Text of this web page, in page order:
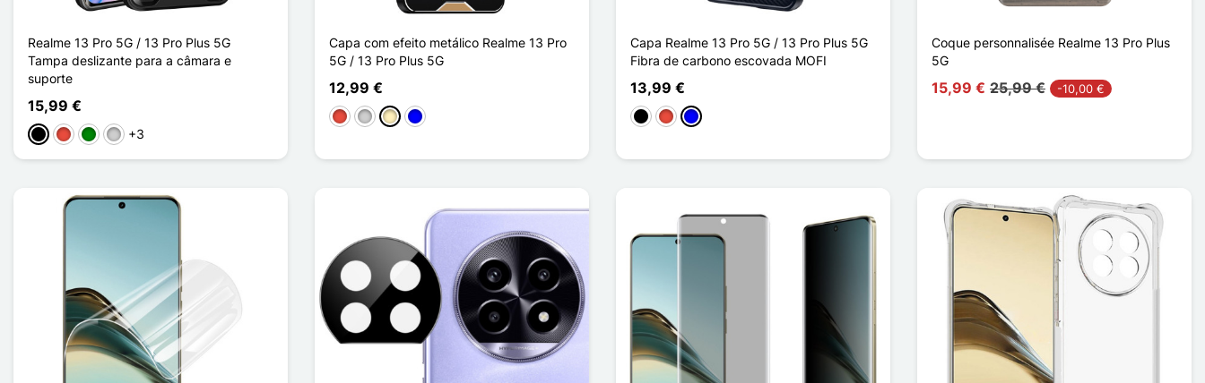
Realme 13 Pro 5G / 13 Pro Plus 5G
Tampa deslizante para a câmara e
suporte
15,99 €
PretoVermelho
VerdePrata+3
Capa com efeito metálico Realme 13 Pro
5G / 13 Pro Plus 5G
12,99 €
Vermelho
PrataOuroAzul
Capa Realme 13 Pro 5G / 13 Pro Plus 5G
Fibra de carbono escovada MOFI
13,99 €
PretoVermelho
Azul
Coque personnalisée Realme 13 Pro Plus
5G
15,99 € 25,99 € -10,00 €